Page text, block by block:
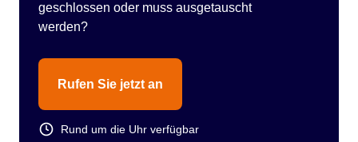
geschlossen oder muss ausgetauscht
werden?
Rufen Sie jetzt an
Rund um die Uhr verfügbar